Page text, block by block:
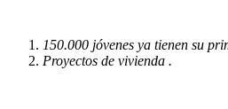
150.000 jóvenes ya tienen su
Proyectos de vivienda .